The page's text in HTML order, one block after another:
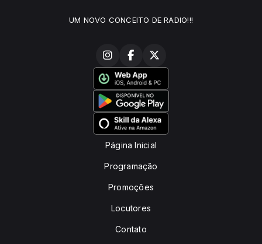
UM NOVO CONCEITO DE RADIO!!!
Página Inicial
Programação
Promoções
Locutores
Contato